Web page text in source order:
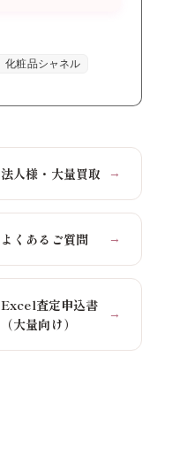
化粧品シャネル
法人様・大量買取 →
よくあるご質問 →
Excel査定申込書
（大量向け）
→